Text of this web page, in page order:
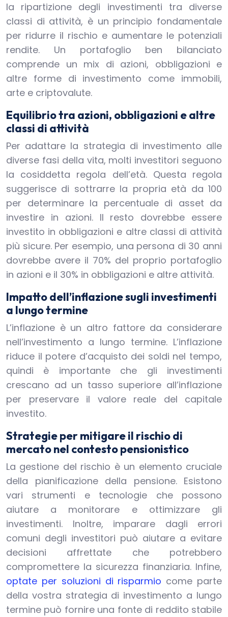
la ripartizione degli investimenti tra diverse
classi di attività, è un principio fondamentale
per ridurre il rischio e aumentare le potenziali
rendite. Un portafoglio ben bilanciato
comprende un mix di azioni, obbligazioni e
altre forme di investimento come immobili,
arte e criptovalute.
Equilibrio tra azioni, obbligazioni e altre
classi di attività
Per adattare la strategia di investimento alle
diverse fasi della vita, molti investitori seguono
la cosiddetta regola dell’età. Questa regola
suggerisce di sottrarre la propria età da 100
per determinare la percentuale di asset da
investire in azioni. Il resto dovrebbe essere
investito in obbligazioni e altre classi di attività
più sicure. Per esempio, una persona di 30 anni
dovrebbe avere il 70% del proprio portafoglio
in azioni e il 30% in obbligazioni e altre attività.
Impatto dell’inflazione sugli investimenti
a lungo termine
L’inflazione è un altro fattore da considerare
nell’investimento a lungo termine. L’inflazione
riduce il potere d’acquisto dei soldi nel tempo,
quindi è importante che gli investimenti
crescano ad un tasso superiore all’inflazione
per preservare il valore reale del capitale
investito.
Strategie per mitigare il rischio di
mercato nel contesto pensionistico
La gestione del rischio è un elemento cruciale
della pianificazione della pensione. Esistono
vari strumenti e tecnologie che possono
aiutare a monitorare e ottimizzare gli
investimenti. Inoltre, imparare dagli errori
comuni degli investitori può aiutare a evitare
decisioni affrettate che potrebbero
compromettere la sicurezza finanziaria. Infine,
optate per soluzioni di risparmio come parte
della vostra strategia di investimento a lungo
termine può fornire una fonte di reddito stabile